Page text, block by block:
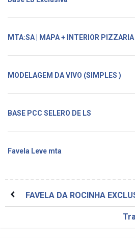
MTA:SA | MAPA + INTERIOR
MODELAGEM DA VIVO (SIMPLES )
BASE PCC SELERO DE LS
Favela Leve mta
FAVELA DA ROCINHA